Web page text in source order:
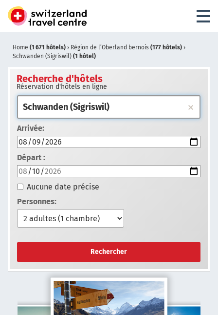
Home (1 671 hôtels) › Région de l’Oberland bernois (177 hôtels) ›
Schwanden (Sigriswil) (1 hôtel)
Recherche d'hôtels
Réservation d'hôtels en ligne
Arrivée:
Départ :
Aucune date précise
Personnes:
Rechercher